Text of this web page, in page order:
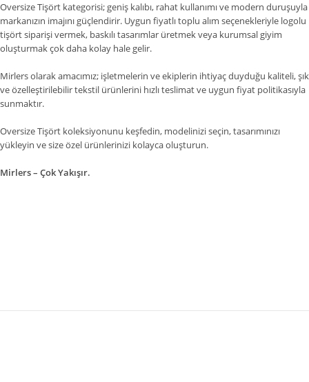
Oversize Tişört kategorisi; geniş kalıbı, rahat kullanımı ve modern duruşuyla
markanızın imajını güçlendirir. Uygun fiyatlı toplu alım seçenekleriyle logolu
tişört siparişi vermek, baskılı tasarımlar üretmek veya kurumsal giyim
oluşturmak çok daha kolay hale gelir.
Mirlers olarak amacımız; işletmelerin ve ekiplerin ihtiyaç duyduğu kaliteli, şık
ve özelleştirilebilir tekstil ürünlerini hızlı teslimat ve uygun fiyat politikasıyla
sunmaktır.
Oversize Tişört koleksiyonunu keşfedin, modelinizi seçin, tasarımınızı
yükleyin ve size özel ürünlerinizi kolayca oluşturun.
Mirlers – Çok Yakışır.